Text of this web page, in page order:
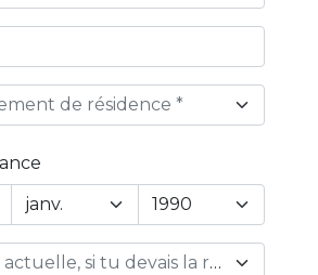
de résidence *
Day
Ta situation actuelle, si tu devais la résumer en 1 mot… *